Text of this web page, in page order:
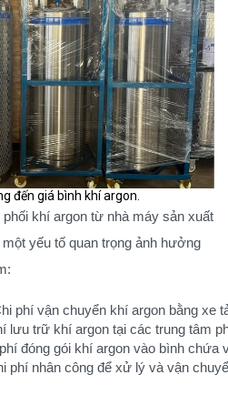
đến giá bình khí argon.
khí argon từ nhà máy sản xuất
yếu tố quan trọng ảnh hưởng
phí vận chuyển khí argon bằng xe
lưu trữ khí argon tại các trung tâm
đóng gói khí argon vào bình chứa
phí nhân công để xử lý và vận